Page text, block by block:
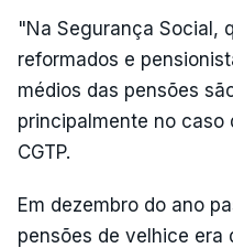
"Na Segurança Social,
reformados e
médios das pensões
principalmente no caso
CGTP.
Em dezembro do ano
pensões de velhice